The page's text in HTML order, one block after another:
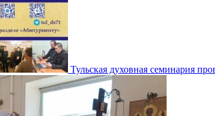
Тульская духовная семинария